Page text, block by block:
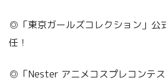
◎「東京ガールズコレクション」公
任！
◎「Nester アニメコスプレコンテ